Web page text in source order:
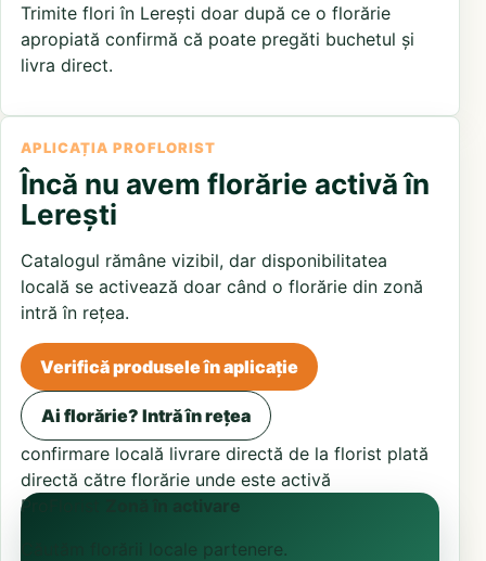
Trimite flori în Lerești doar după ce o florărie
apropiată confirmă că poate pregăti buchetul și
livra direct.
APLICAȚIA PROFLORIST
Încă nu avem florărie activă în
Lerești
Catalogul rămâne vizibil, dar disponibilitatea
locală se activează doar când o florărie din zonă
intră în rețea.
Verifică produsele în aplicație
Ai florărie? Intră în rețea
confirmare locală livrare directă de la florist plată
directă către florărie unde este activă
ProFlorist
Zonă în activare
Căutăm florării locale partenere.